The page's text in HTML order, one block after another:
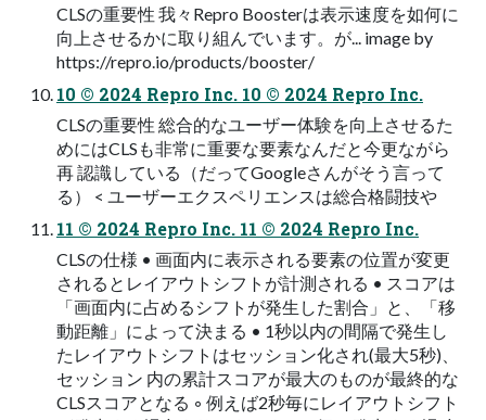
CLSの重要性 我々Repro Boosterは表⽰速度を如何に
向上させるかに取り組んでいます。が... image by
https://repro.io/products/booster/
10 © 2024 Repro Inc. 10 © 2024 Repro Inc.
CLSの重要性 総合的なユーザー体験を向上させるた
めにはCLSも⾮常に重要な要素なんだと今更ながら
再 認識している（だってGoogleさんがそう⾔って
る） < ユーザーエクスペリエンスは総合格闘技や
11 © 2024 Repro Inc. 11 © 2024 Repro Inc.
CLSの仕様 • 画⾯内に表⽰される要素の位置が変更
されるとレイアウトシフトが計測される • スコアは
「画⾯内に占めるシフトが発⽣した割合」と、「移
動距離」によって決まる • 1秒以内の間隔で発⽣し
たレイアウトシフトはセッション化され(最⼤5秒)、
セッション 内の累計スコアが最⼤のものが最終的な
CLSスコアとなる ◦ 例えば2秒毎にレイアウトシフト